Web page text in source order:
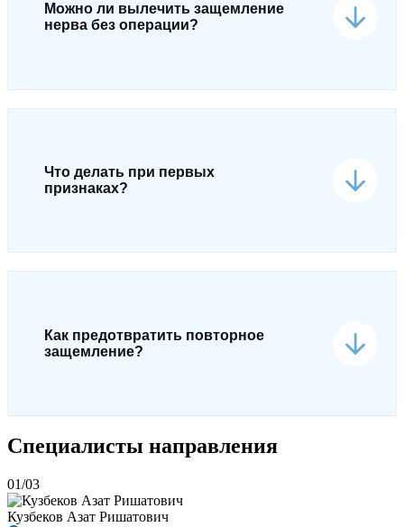
Можно ли вылечить защемление
нерва без операции?
Что делать при первых
признаках?
Как предотвратить повторное
защемление?
Специалисты направления
01/03
Кузбеков Азат Ришатович